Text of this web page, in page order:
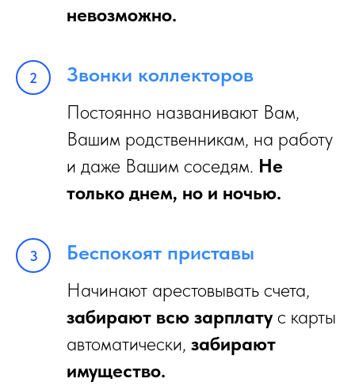
невозможно.
Звонки коллекторов
Постоянно названивают Вам,
Вашим родственникам, на работу
и даже Вашим соседям. Не
только днем, но и ночью.
Беспокоят приставы
Начинают арестовывать счета,
забирают всю зарплату с карты
автоматически, забирают
имущество.